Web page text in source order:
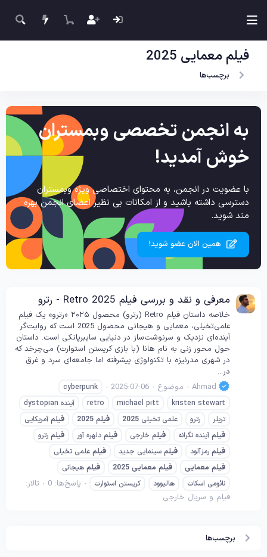
فیلم معمایی 2025
برچسب‌ها
به انجمن تخصصی وبمستران
خوش آمدید!
با عضویت در انجمن، به محتوای اختصاصی ویژه وبمستران
دسترسی داشته باشید و از امکانات بی نظیر اعضای انجمن بهره
مند شوید.
همین الان عضو شوید!
معرفی و نقد و بررسی فیلم Retro 2025 - رترو
خلاصه داستان فیلم Retro (رترو) محصول ۲۰۲۵ «رترو» یک فیلم
علمی‌تخیلی، معمایی و هیجانی محصول 2025 است که روایت‌گر
آینده‌ای نزدیک و سرنوشت‌ساز در دنیایی سایبرپانکی است. داستان
حول محور زنی به نام هانا (با بازی کریستن استوارت) می‌چرخد که
در شهری مدرنیزه با تکنولوژی پیشرفته اما جامعه‌ای سرد و غرق
در...
Ahmad
موضوع 2025-07-06
cyberpunk
kristen stewart
michael pitt
retro
آینده dystopian
تریلر
رترو علمی تخیلی 2025 فیلم 2025 فیلم آمریکایی
فیلم آینده نگرانه فیلم خارجی فیلم دلهره آور فیلم رترو
فیلم رمزآلود فیلم سینمایی جدید فیلم علمی تخیلی
فیلم معمایی فیلم معمایی 2025 فیلم هیجانی
نائومی اسکات
هالیوود کریستن استوارت پاسخ‌ها: 0
تالار:
فیلم و سریال خارجی
برچسب‌ها